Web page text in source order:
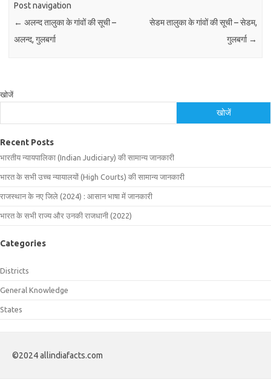
Post navigation
← अलन्द तालुका के गांवों की सूची –
अलन्द, गुलबर्गा
सेडम तालुका के गांवों की सूची – सेडम,
गुलबर्गा →
खोजें
खोजें
Recent Posts
भारतीय न्यायपालिका (Indian Judiciary) की सामान्य जानकारी
भारत के सभी उच्च न्यायालयों (High Courts) की सामान्य जानकारी
राजस्थान के नए जिले (2024) : आसान भाषा में जानकारी
भारत के सभी राज्य और उनकी राजधानी (2022)
Categories
Districts
General Knowledge
States
©2024 allindiafacts.com